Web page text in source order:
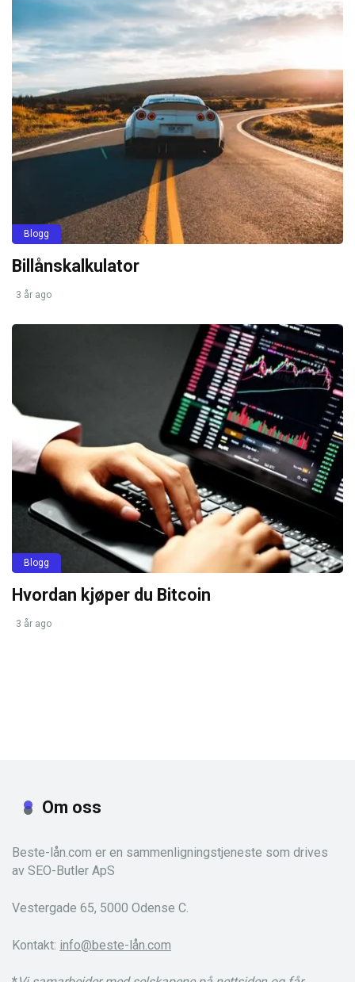
Blogg
Billånskalkulator
3 år ago
Blogg
Hvordan kjøper du Bitcoin
3 år ago
Om oss
Beste-lån.com er en sammenligningstjeneste som drives
av SEO-Butler ApS
Vestergade 65, 5000 Odense C.
Kontakt: info@beste-lån.com